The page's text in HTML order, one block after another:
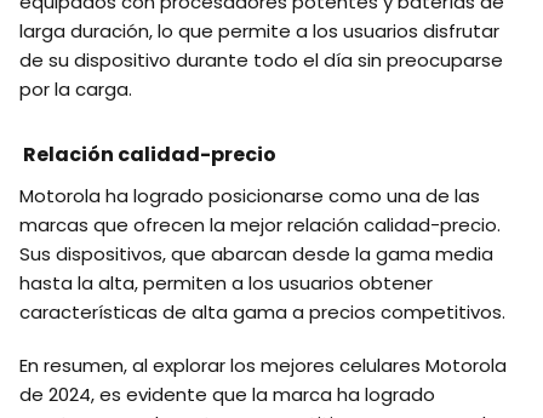
larga duración, lo que permite a los usuarios disfrutar
de su dispositivo durante todo el día sin preocuparse
por la carga.
Relación calidad-precio
Motorola ha logrado posicionarse como una de las
marcas que ofrecen la mejor relación calidad-precio.
Sus dispositivos, que abarcan desde la gama media
hasta la alta, permiten a los usuarios obtener
características de alta gama a precios competitivos.
En resumen, al explorar los mejores celulares Motorola
de 2024, es evidente que la marca ha logrado